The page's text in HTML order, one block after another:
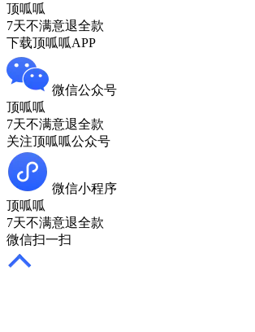
顶呱呱
7天不满意退全款
下载顶呱呱APP
微信公众号
顶呱呱
7天不满意退全款
关注顶呱呱公众号
微信小程序
顶呱呱
7天不满意退全款
微信扫一扫